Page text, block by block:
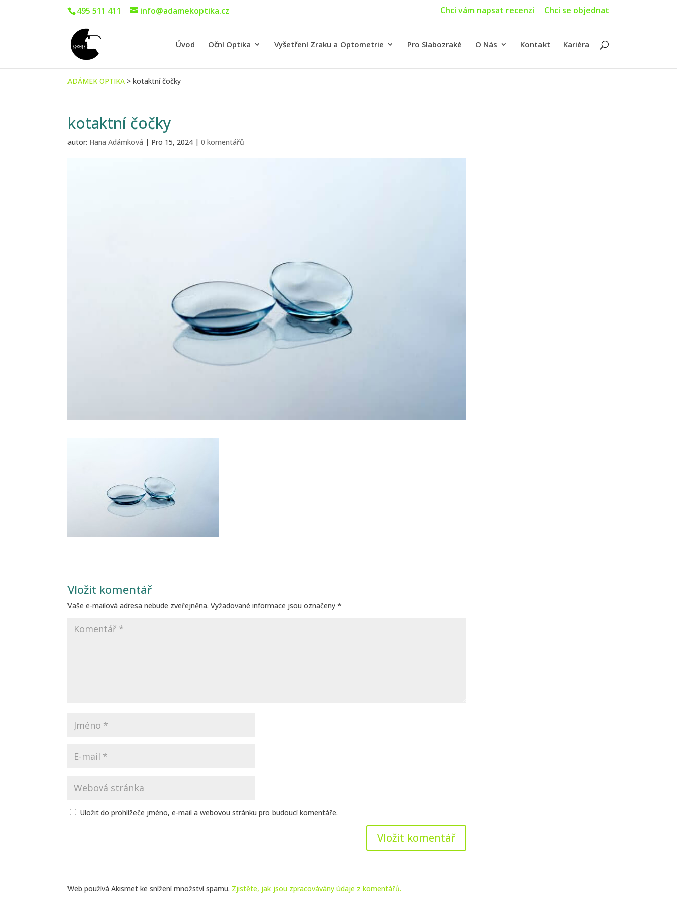
495 511 411 info@adamekoptika.cz Chci vám napsat recenzi Chci se objednat
Úvod Oční Optika Vyšetření Zraku a Optometrie Pro Slabozraké O Nás Kontakt Kariéra
ADÁMEK OPTIKA >kotaktní čočky
kotaktní čočky
autor: Hana Adámková | Pro 15, 2024 |0 komentářů
Vložit komentář
Vaše e-mailová adresa nebude zveřejněna. Vyžadované informace jsou označeny*
Uložit do prohlížeče jméno, e-mail a webovou stránku pro budoucí komentáře.
Web používá Akismet ke snížení množství spamu. Zjistěte, jak jsou zpracovávány údaje z komentářů.